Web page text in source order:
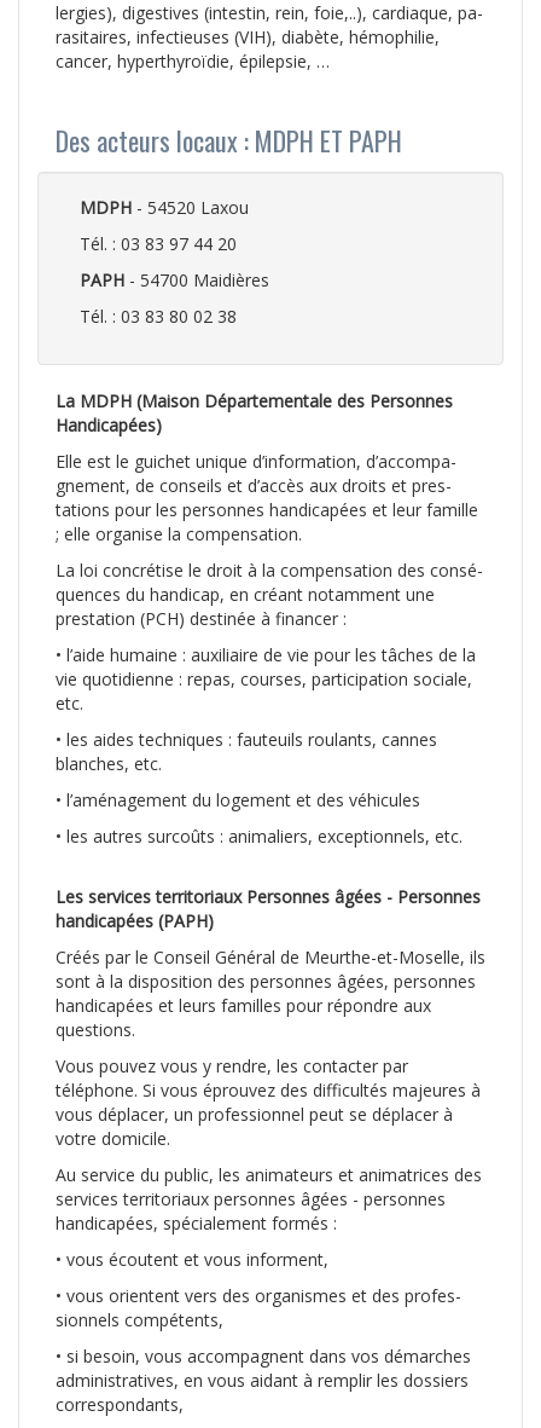
lergies), digestives (intestin, rein, foie,..), cardiaque, pa­
rasitaires, infectieuses (VIH), diabète, hémophilie,
cancer, hyperthyroïdie, épilepsie, …
Des acteurs locaux : MDPH ET PAPH
MDPH - 54520 Laxou
Tél. : 03 83 97 44 20
PAPH - 54700 Maidières
Tél. : 03 83 80 02 38
La MDPH (Maison Dépar­tementale des Personnes
Handicapées)
Elle est le guichet unique d’information, d’accompa­
gnement, de conseils et d’accès aux droits et pres­
tations pour les personnes handicapées et leur famille
; elle organise la compensation.
La loi concrétise le droit à la compensation des consé­
quences du handicap, en créant notamment une
prestation (PCH) destinée à financer :
• l’aide humaine : auxiliaire de vie pour les tâches de la
vie quotidienne : repas, courses, participation sociale,
etc.
• les aides techniques : fauteuils roulants, cannes
blanches, etc.
• l’aménagement du loge­ment et des véhicules
• les autres surcoûts : ani­maliers, exceptionnels, etc.
Les services territoriaux Per­sonnes âgées - Personnes
handicapées (PAPH)
Créés par le Conseil Gé­néral de Meurthe-et-Mo­selle, ils
sont à la disposi­tion des personnes âgées, personnes
handicapées et leurs familles pour répondre aux
questions.
Vous pouvez vous y rendre, les contacter par
téléphone. Si vous éprouvez des dif­ficultés majeures à
vous déplacer, un professionnel peut se déplacer à
votre domicile.
Au service du public, les animateurs et animatrices des
services territoriaux personnes âgées - per­sonnes
handicapées, spé­cialement formés :
• vous écoutent et vous in­forment,
• vous orientent vers des organismes et des profes­
sionnels compétents,
• si besoin, vous accom­pagnent dans vos dé­marches
administratives, en vous aidant à remplir les dossiers
correspondants,